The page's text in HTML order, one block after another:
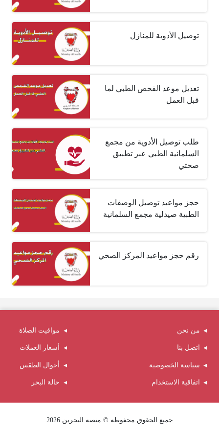
توصيل الأدوية للمنازل
تعديل موعد الفحص الطبي لما
قبل العمل
طلب توصيل الأدوية من مجمع
السلمانية الطبي عبر تطبيق
صحتي
حجز مواعيد توصيل الوصفات
الطبية صيدلية مجمع السلمانية
رقم حجز مواعيد المركز الصحي
من نحن
اتصل بنا
سياسة الخصوصية
اتفاقية الاستخدام
مواقيت الصلاة
أسعار العملات
أحوال الطقس
حالة البحر
جميع الحقوق محفوظة © منصة البحرين 2026